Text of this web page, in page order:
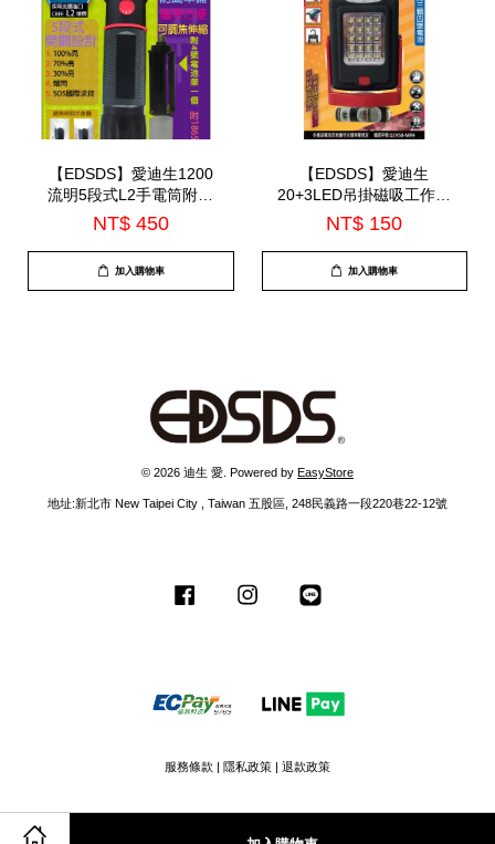
【EDSDS】愛迪生1200
流明5段式L2手電筒附救
生錘(EDS-G640)
NT$ 450
加入購物車
【EDSDS】愛迪生
20+3LED吊掛磁吸工作燈
(EDS-G629)
NT$ 150
加入購物車
© 2026 迪生 愛. Powered by EasyStore
地址:新北市 New Taipei City , Taiwan 五股區, 248民義路一段220巷22-12號
Facebook Instagram
服務條款 | 隱私政策 | 退款政策